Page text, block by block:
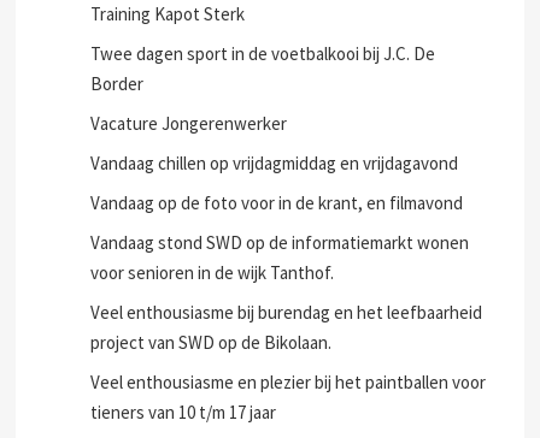
Training Kapot Sterk
Twee dagen sport in de voetbalkooi bij J.C. De
Border
Vacature Jongerenwerker
Vandaag chillen op vrijdagmiddag en vrijdagavond
Vandaag op de foto voor in de krant, en filmavond
Vandaag stond SWD op de informatiemarkt wonen
voor senioren in de wijk Tanthof.
Veel enthousiasme bij burendag en het leefbaarheid
project van SWD op de Bikolaan.
Veel enthousiasme en plezier bij het paintballen voor
tieners van 10 t/m 17 jaar